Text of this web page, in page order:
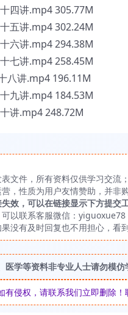
四讲.mp4 305.77M
五讲.mp4 302.24M
六讲.mp4 294.38M
七讲.mp4 258.45M
八讲.mp4 196.11M
九讲.mp4 184.53M
讲.mp4 248.72M
文件，所有资料仅供学习交流；
营，性质为用户友情赞助，并非
效，可以在链接显示下方提交
可以联系客服微信：
没有及时回复也不用担心，看
医学等资料非专业人士请勿模仿
有侵权，请联系我们立即删除